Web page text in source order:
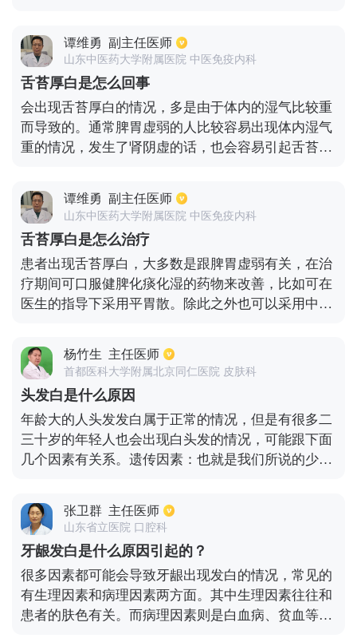
肪的摄入之外，还应该适量的吃一些药物进行治疗，
比如保和颗粒。不管是对于虚症还是实症所引起的积
食，都可以进行治疗。这种药物没有小儿的剂型，通
常可以按照成人剂量减半进行口服，一般需要持3-5
天左右的时间，能够有效缓解积食。等到积食得到缓
解之后，舌苔自然就会变薄。
谭维勇 副主任医师
山东中医药大学附属医院 中医免疫内科
舌苔厚白是怎么回事
会出现舌苔厚白的情况，多是由于体内的湿气比较重
而导致的。通常脾胃虚弱的人比较容易出现体内湿气
重的情况，发生了肾阴虚的话，也会容易引起舌苔厚
不能很好的判断病情，建议及时去医院看医生。平时
可以根据情况适当的吃一些如薏米之类的具有排湿气
效果的食物，必要时，也可在医生的指导适当的服用
一些药物来排湿气。
谭维勇 副主任医师
山东中医药大学附属医院 中医免疫内科
舌苔厚白是怎么治疗
患者出现舌苔厚白，大多数是跟脾胃虚弱有关，在治
疗期间可口服健脾化痰化湿的药物来改善，比如可在
医生的指导下采用平胃散。除此之外也可以采用中成
治疗期间要有良好的生活习惯，尽量以清淡为主，可
多补充一些蔬菜水果，有利于病情恢复，其次要保持
良好的情绪，治疗期间要经常锻炼可起到增强体质的
作用。
杨竹生 主任医师
首都医科大学附属北京同仁医院 皮肤科
头发白是什么原因
年龄大的人头发发白属于正常的情况，但是有很多二
三十岁的年轻人也会出现白头发的情况，可能跟下面
几个因素有关系。遗传因素：也就是我们所说的少白
量元素有关：铜缺乏、蛋白、纤维素的缺乏都会引起
头发变白。血热：中医认为年轻人出现白发跟血热也
有关系，长时间的吃辛辣刺激食物，长期处于紧张状
态都有可能造成头发白。另外中老年人出现肾气不
足，也会引起头发白。头发变白主要的原因是黑色素
细胞老化而引起的，但是也跟不良的精神因素、营养
物质缺乏有关。
张卫群 主任医师
山东省立医院 口腔科
牙龈发白是什么原因引起的？
很多因素都可能会导致牙龈出现发白的情况，常见的
有生理因素和病理因素两方面。其中生理因素往往和
患者的肤色有关。而病理因素则是白血病、贫血等疾